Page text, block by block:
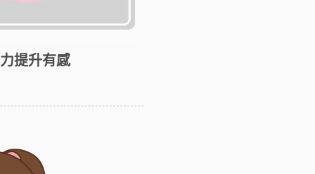
提升有感